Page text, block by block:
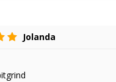
Jolanda